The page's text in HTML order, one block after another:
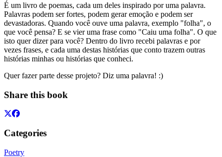
É um livro de poemas, cada um deles inspirado por uma palavra.
Palavras podem ser fortes, podem gerar emoção e podem ser
devastadoras. Quando você ouve uma palavra, exemplo "folha", o
que você pensa? E se vier uma frase como "Caiu uma folha". O que
isto quer dizer para você? Dentro do livro recebi palavras e por
vezes frases, e cada uma destas histórias que conto trazem outras
histórias minhas ou histórias que conheci.
Quer fazer parte desse projeto? Diz uma palavra! :)
Share this book
Categories
Poetry